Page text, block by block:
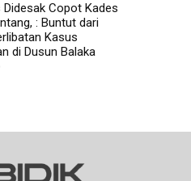
Didesak Copot Kades
: Buntut dari
Kasus
di Dusun Balaka